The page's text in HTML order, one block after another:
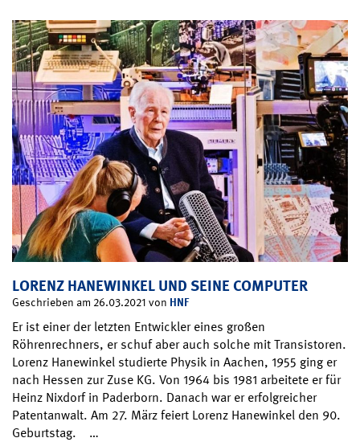
LORENZ HANEWINKEL UND SEINE COMPUTER
Geschrieben am 26.03.2021 von HNF
Er ist einer der letzten Entwickler eines großen
Röhrenrechners, er schuf aber auch solche mit Transistoren.
Lorenz Hanewinkel studierte Physik in Aachen, 1955 ging er
nach Hessen zur Zuse KG. Von 1964 bis 1981 arbeitete er für
Heinz Nixdorf in Paderborn. Danach war er erfolgreicher
Patentanwalt. Am 27. März feiert Lorenz Hanewinkel den 90.
Geburtstag. …